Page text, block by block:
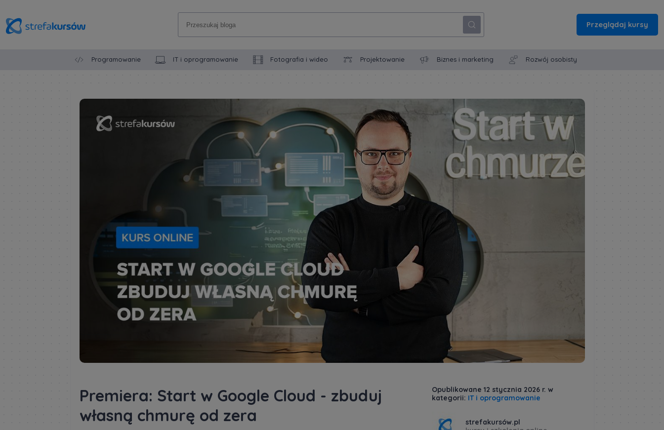
Przeglądaj kursy
Programowanie IT i oprogramowanie Fotografia i wideo Projektowanie Biznes i marketing Rozwój osobisty
Premiera: Start w Google Cloud - zbuduj
własną chmurę od zera
Opublikowane 12 stycznia 2026 r. w
kategorii: IT i oprogramowanie
strefakursów.pl